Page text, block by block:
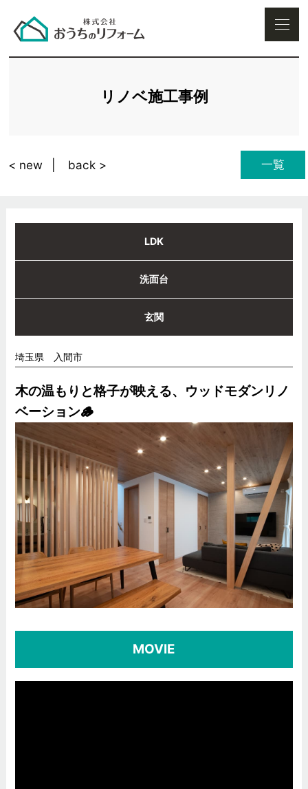
リノベ施工事例
一覧
< new back >
LDK
洗面台
玄関
埼玉県 入間市
木の温もりと格子が映える、ウッドモダンリノ
ベーション🪵
MOVIE